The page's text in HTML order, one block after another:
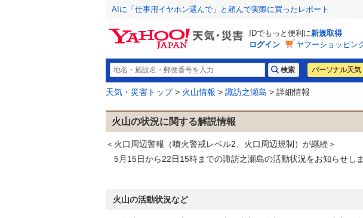
AIに「仕事用イヤホン選んで」と頼んで実際に買ったレポート
IDでもっと便利に新規取得
ログイン
ヤフーショッピン
パーソナル天気
天気・災害トップ> 火山情報 > 諏訪之瀬島 > 詳細情報
火山の状況に関する解説情報
＜火口周辺警報（噴火警戒レベル2、火口周辺規制）が継続＞
5月15日から22日15時までの諏訪之瀬島の活動状況をお知らせしま
火山の活動状況など